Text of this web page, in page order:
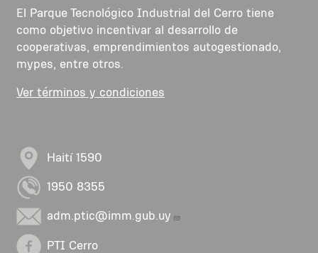
El Parque Tecnológico Industrial del Cerro tiene
como objetivo incentivar al desarrollo de
cooperativas, emprendimientos autogestionado,
mypes, entre otros.
Ver términos y condiciones
Haití 1590
1950 8355
adm.ptic@imm.gub.uy
PTI Cerro